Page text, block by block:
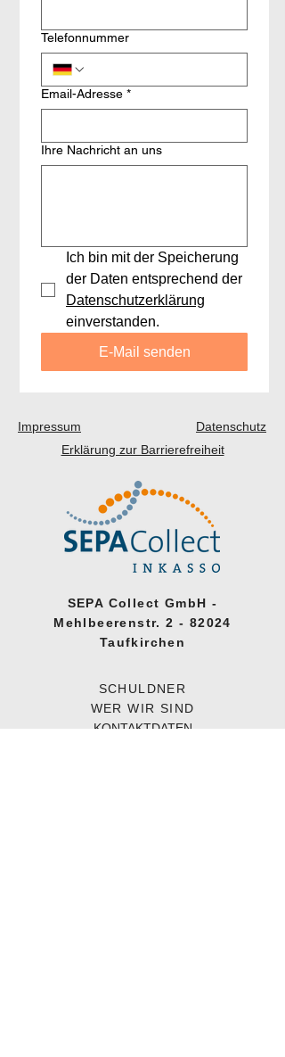
Telefonnummer
Email-Adresse *
Ihre Nachricht an uns
Ich bin mit der Speicherung
Datenschutzerklärung
einverstanden.
E-Mail senden
Impressum
Datenschutz
Erklärung zur Barrierefreiheit
SEPA Collect GmbH -
Mehlbeerenstr. 2 - 82024
Taufkirchen
SCHULDNER
WER WIR SIND
KONTAKTDATEN